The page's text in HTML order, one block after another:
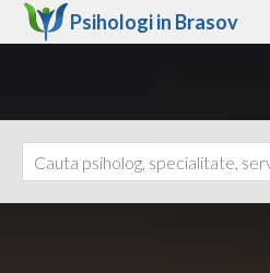
Psihologi in Brasov
Ajutor